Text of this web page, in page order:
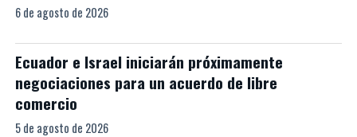
6 de agosto de 2026
Ecuador e Israel iniciarán próximamente
negociaciones para un acuerdo de libre
comercio
5 de agosto de 2026